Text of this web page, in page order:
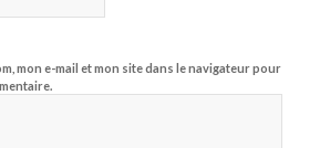
mon e-mail et mon site dans le navigateur pour